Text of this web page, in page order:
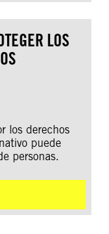
LOS
los derechos
puede
personas.